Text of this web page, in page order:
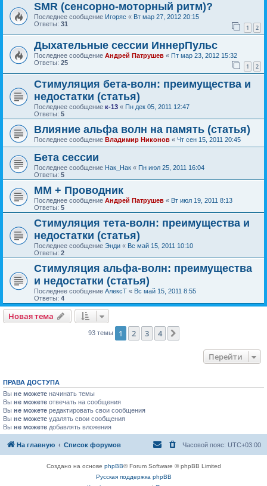
SMR (сенсорно-моторный ритм)?
Последнее сообщение Игоряс « Вт мар 27, 2012 20:15
Ответы: 31 1 2
Дыхательные сессии ИннерПульс
Последнее сообщение Андрей Патрушев « Пт мар 23, 2012 15:32
Ответы: 25 1 2
Стимуляция бета-волн: преимущества и
недостатки (статья)
Последнее сообщение к-13 « Пн дек 05, 2011 12:47
Ответы: 5
Влияние альфа волн на память (статья)
Последнее сообщение Владимир Никонов « Чт сен 15, 2011 20:45
Бета сессии
Последнее сообщение Нак_Нак « Пн июл 25, 2011 16:04
Ответы: 5
ММ + Проводник
Последнее сообщение Андрей Патрушев « Вт июл 19, 2011 8:13
Ответы: 5
Стимуляция тета-волн: преимущества и
недостатки (статья)
Последнее сообщение Энди « Вс май 15, 2011 10:10
Ответы: 2
Стимуляция альфа-волн: преимущества
и недостатки (статья)
Последнее сообщение АлексТ « Вс май 15, 2011 8:55
Ответы: 4
Новая тема
93 темы 1 2 3 4
Перейти
ПРАВА ДОСТУПА
Вы не можете начинать темы
Вы не можете отвечать на сообщения
Вы не можете редактировать свои сообщения
Вы не можете удалять свои сообщения
Вы не можете добавлять вложения
На главную Список форумов Часовой пояс: UTC+03:00
Создано на основе phpBB® Forum Software © phpBB Limited
Русская поддержка phpBB